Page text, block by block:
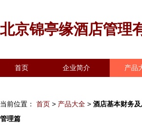
北京锦亭缘酒店管理
首页 企业简介 产品
当前位置： 首页 > 产品大全 > 酒店基本财务
管理篇